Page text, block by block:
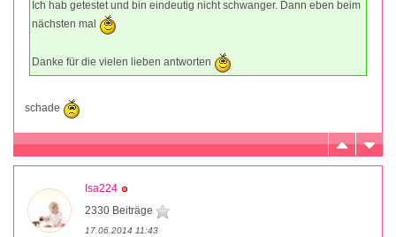
Ich hab getestet und bin eindeutig nicht schwanger. Dann eben beim
nächsten mal
Danke für die vielen lieben antworten
schade
Isa224
2330 Beiträge
17.06.2014 11:43